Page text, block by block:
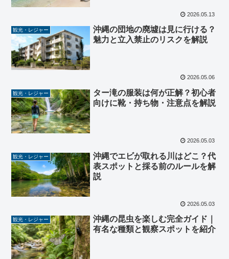
2026.05.13
観光・レジャー
沖縄の団地の廃墟は見に行ける？
魅力と立入禁止のリスクを解説
2026.05.06
観光・レジャー
ター滝の服装は何が正解？初心者
向けに靴・持ち物・注意点を解説
2026.05.03
観光・レジャー
沖縄でエビが取れる川はどこ？代
表スポットと採る前のルールを解
説
2026.05.03
観光・レジャー
沖縄の昆虫を楽しむ完全ガイド｜
有名な種類と観察スポットを紹介